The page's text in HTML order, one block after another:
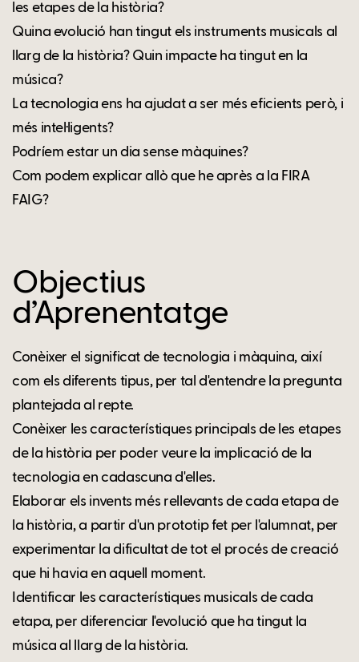
les etapes de la història?
Quina evolució han tingut els instruments musicals al
llarg de la història? Quin impacte ha tingut en la
música?
La tecnologia ens ha ajudat a ser més eficients però, i
més intel·ligents?
Podríem estar un dia sense màquines?
Com podem explicar allò que he après a la FIRA
FAIG?
Objectius
d’Aprenentatge
Conèixer el significat de tecnologia i màquina, així
com els diferents tipus, per tal d'entendre la pregunta
plantejada al repte.
Conèixer les característiques principals de les etapes
de la història per poder veure la implicació de la
tecnologia en cadascuna d'elles.
Elaborar els invents més rellevants de cada etapa de
la història, a partir d'un prototip fet per l'alumnat, per
experimentar la dificultat de tot el procés de creació
que hi havia en aquell moment.
Identificar les característiques musicals de cada
etapa, per diferenciar l'evolució que ha tingut la
música al llarg de la història.